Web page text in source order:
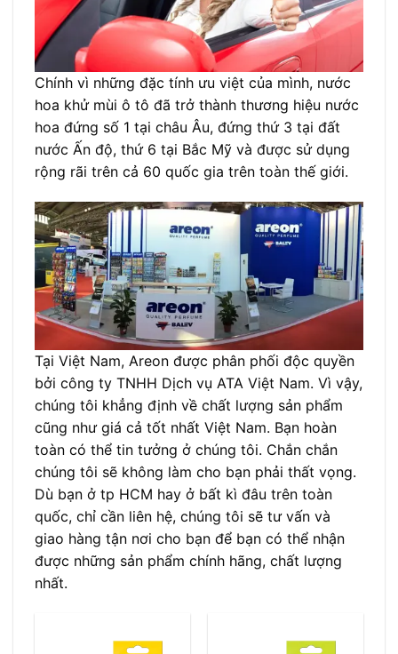
Chính vì những đặc tính ưu việt của mình, nước
hoa khử mùi ô tô đã trở thành thương hiệu nước
hoa đứng số 1 tại châu Âu, đứng thứ 3 tại đất
nước Ấn độ, thứ 6 tại Bắc Mỹ và được sử dụng
rộng rãi trên cả 60 quốc gia trên toàn thế giới.
Tại Việt Nam, Areon được phân phối độc quyền
bởi công ty TNHH Dịch vụ ATA Việt Nam. Vì vậy,
chúng tôi khẳng định về chất lượng sản phẩm
cũng như giá cả tốt nhất Việt Nam. Bạn hoàn
toàn có thể tin tưởng ở chúng tôi. Chắn chắn
chúng tôi sẽ không làm cho bạn phải thất vọng.
Dù bạn ở tp HCM hay ở bất kì đâu trên toàn
quốc, chỉ cần liên hệ, chúng tôi sẽ tư vấn và
giao hàng tận nơi cho bạn để bạn có thể nhận
được những sản phẩm chính hãng, chất lượng
nhất.